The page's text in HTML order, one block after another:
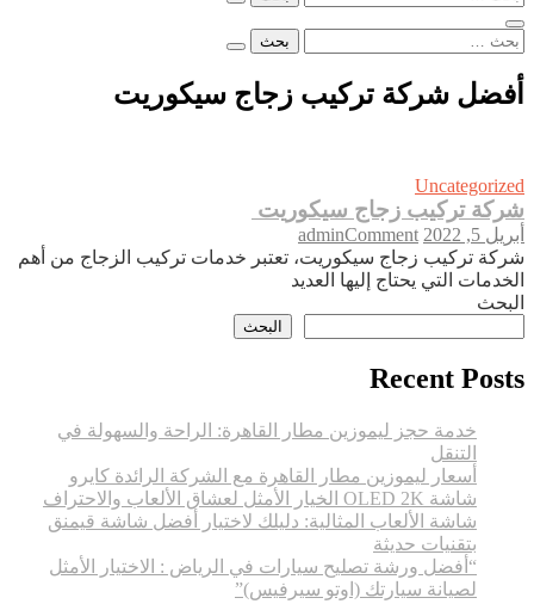
البحث
أفضل شركة تركيب زجاج سيكوريت
Uncategorized
شركة تركيب زجاج سيكوريت
أبريل 5, 2022 adminComment
on
شركة
تركيب
سيكوريت
شركة تركيب زجاج سيكوريت، تعتبر خدمات تركيب الزجاج من أهم
الخدمات التي يحتاج إليها العديد
البحث
البحث
Recent Posts
خدمة حجز ليموزين مطار القاهرة: الراحة والسهولة في
التنقل
أسعار ليموزين مطار القاهرة مع الشركة الرائدة كايرو
شاشة OLED 2K الخيار الأمثل لعشاق الألعاب والاحتراف
شاشة الألعاب المثالية: دليلك لاختيار أفضل شاشة قيمنق
بتقنيات حديثة
“أفضل ورشة تصليح سيارات في الرياض : الاختيار الأمثل
لصيانة سيارتك (اوتو سيرفيس)”